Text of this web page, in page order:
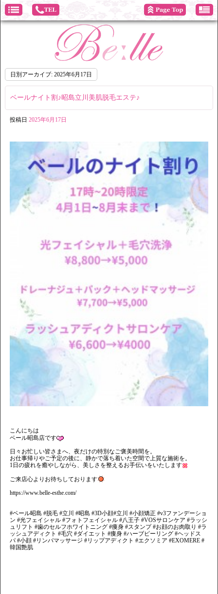
日別アーカイブ: 2025年6月17日
ベールナイト割♪昭島立川美肌脱毛エステ♪
投稿日 2025年6月17日
こんにちは
ベール昭島店です
日々お忙しい皆さまへ、夜だけの特別なご褒美時間を。
お仕事帰りやご予定の後に、静かで落ち着いた空間で上質な施術を。
1日の疲れを癒やしながら、美しさを整えるお手伝いをいたします
ご来店心よりお待ちしております
https://www.belle-esthe.com/
#ベール昭島 #脱毛 #立川 #昭島 #3D小顔#立川 #小顔矯正 #v3ファンデーショ
ン #光フェイシャル #フォトフェイシャル #八王子 #VOSサロンケア #ラッシ
ュリフト #歯のセルフホワイトニング #痩身 #スタンプ #お顔のお肉取り #ラ
ッシュアディクト #毛穴 #ダイエット #痩身 #ハーブピーリング #ヘッドス
パ #小顔 #リンパマッサージ #リップアディクト #エクソミア #EXOMERE #
韓国艶肌